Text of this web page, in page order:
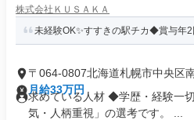
株式会社ＫＵＳＡＫＡ
未経験OK✨すすきの駅チカ◆賞与年
〒064-0807北海道札幌市中央区
月給33万円
求めている人材 ◆学歴・経験一
気・人柄重視」の選考です。 ...